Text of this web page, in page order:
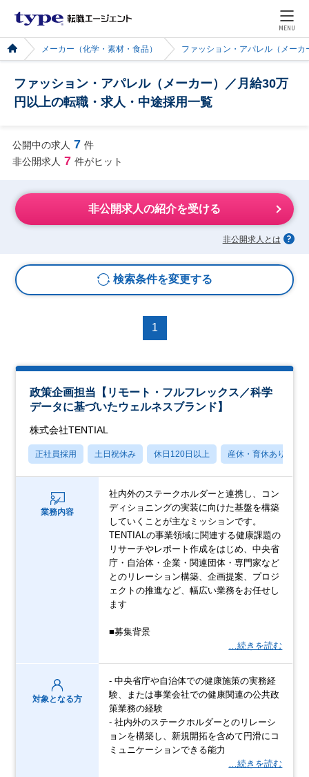
MENU
メーカー（化学・素材・食品） ファッション・アパレル（メーカ
ファッション・アパレル（メーカー）／月給30万
円以上の転職・求人・中途採用一覧
公開中の求人 7 件
非公開求人 7 件がヒット
非公開求人の紹介を受ける
非公開求人とは
検索条件を変更する
1
政策企画担当【リモート・フルフレックス／科学
データに基づいたウェルネスブランド】
株式会社TENTIAL
正社員採用 土日祝休み 休日120日以上 産休・育休あり
業務内容
社内外のステークホルダーと連携し、コン
ディショニングの実装に向けた基盤を構築
していくことが主なミッションです。
TENTIALの事業領域に関連する健康課題の
リサーチやレポート作成をはじめ、中央省
庁・自治体・企業・関連団体・専門家など
とのリレーション構築、企画提案、プロジ
ェクトの推進など、幅広い業務をお任せし
ます
■募集背景
…続きを読む
対象となる方
- 中央省庁や自治体での健康施策の実務経
験、または事業会社での健康関連の公共政
策業務の経験
- 社内外のステークホルダーとのリレーシ
ョンを構築し、新規開拓を含めて円滑にコ
ミュニケーションできる能力
…続きを読む